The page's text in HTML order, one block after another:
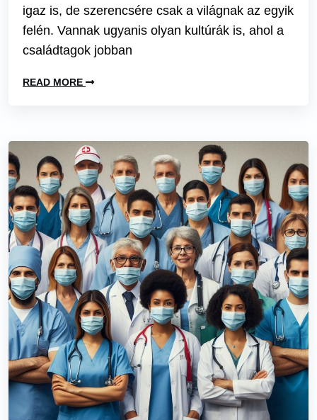
igaz is, de szerencsére csak a világnak az egyik
felén. Vannak ugyanis olyan kultúrák is, ahol a
családtagok jobban
READ MORE